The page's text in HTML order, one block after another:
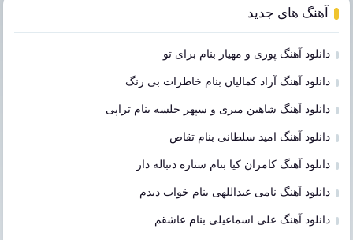
آهنگ های جدید
دانلود آهنگ پوری و مهیار بنام برای تو
دانلود آهنگ آزاد کمالیان بنام خاطرات بی رنگ
دانلود آهنگ شاهین میری و سپهر خلسه بنام تراپی
دانلود آهنگ امید سلطانی بنام تقاص
دانلود آهنگ کامران کیا بنام ستاره دنباله دار
دانلود آهنگ نامی عبداللهی بنام خواب دیدم
دانلود آهنگ علی اسماعیلی بنام عاشقم